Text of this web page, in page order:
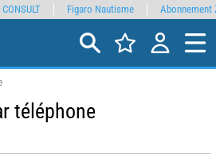
téléphone
Figaro Nautisme Abonnement